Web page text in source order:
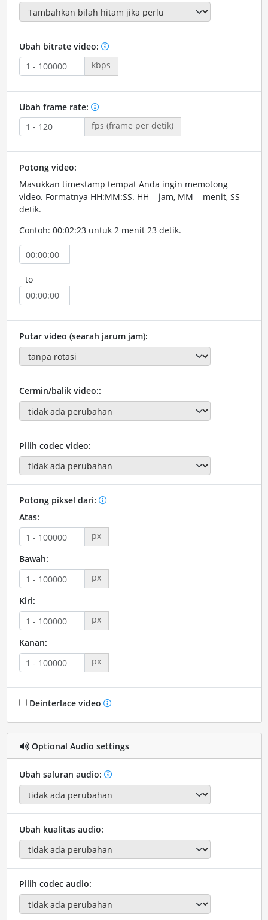
Ubah bitrate video:
kbps
Ubah frame rate:
fps (frame per detik)
Potong video:
Masukkan timestamp tempat Anda ingin memotong
video. Formatnya HH:MM:SS. HH = jam, MM = menit, SS =
detik.
Contoh: 00:02:23 untuk 2 menit 23 detik.
to
Putar video (searah jarum jam):
Cermin/balik video::
Pilih codec video:
Potong piksel dari:
Atas:
px
Bawah:
px
Kiri:
px
Kanan:
px
Deinterlace video
Optional Audio settings
Ubah saluran audio:
Ubah kualitas audio:
Pilih codec audio: